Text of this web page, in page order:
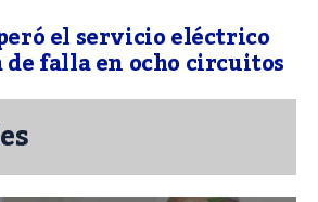
el servicio eléctrico
falla en ocho circuitos